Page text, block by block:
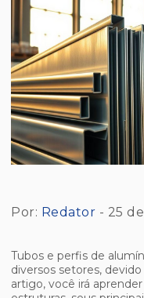
Por: Redator - 25
Tubos e perfis de
diversos setores,
artigo, você irá